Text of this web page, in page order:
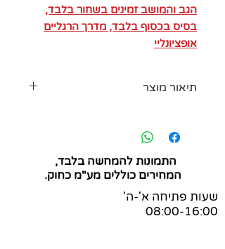
הגב והמושב זמינים בשחור בלבד,
בסיס בכסוף בלבד, מדרך הרגליים
אופציונליי
תיאור מוצר
מתכת בעל יכולות מובילות. תכונות
אנטי-סטטיות אלו הופכות אותו למתאים
באזורים בהם יש צורך במניעת חשמל
סטטי.
עמידות בפני שחיקה:
שפשופים (EN ISO 12947-2)
התמונות להמחשה בלבד,
המחירים כוללים מע"מ כחוק.
שעות פתיחה א'-ה'
08:00-16:00